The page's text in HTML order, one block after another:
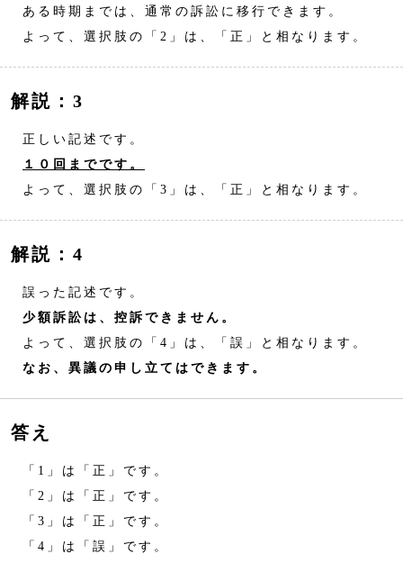
ある時期までは、通常の訴訟に移行できます。
よって、選択肢の「2」は、「正」と相なります。
解説：3
正しい記述です。
１０回までです。
よって、選択肢の「3」は、「正」と相なります。
解説：4
誤った記述です。
少額訴訟は、控訴できません。
よって、選択肢の「4」は、「誤」と相なります。
なお、異議の申し立てはできます。
答え
「1」は「正」です。
「2」は「正」です。
「3」は「正」です。
「4」は「誤」です。